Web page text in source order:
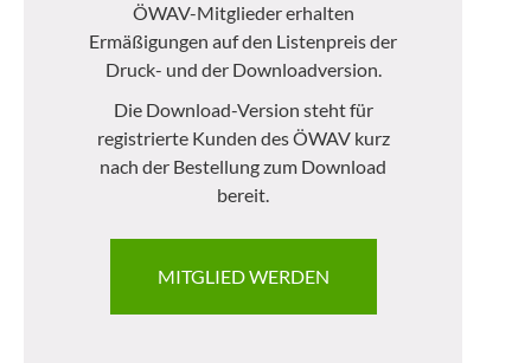
ÖWAV-Mitglieder erhalten
Ermäßigungen auf den Listenpreis der
Druck- und der Downloadversion.
Die Download-Version steht für
registrierte Kunden des ÖWAV kurz
nach der Bestellung zum Download
bereit.
MITGLIED WERDEN